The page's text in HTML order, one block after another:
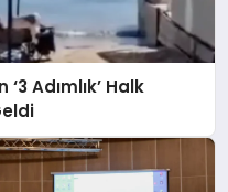
Adımlık’ Halk